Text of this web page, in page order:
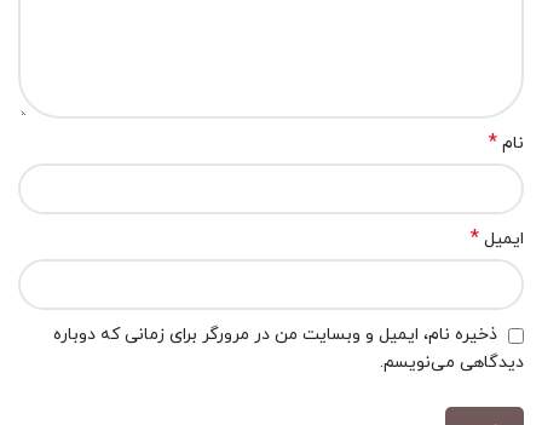
نام *
ایمیل *
ذخیره نام، ایمیل و وبسایت من در مرورگر برای زمانی که دوباره
دیدگاهی می‌نویسم.